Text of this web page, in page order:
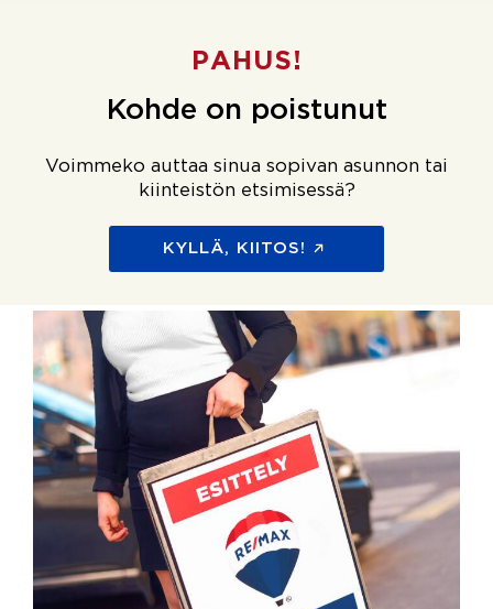
PAHUS!
Kohde on poistunut
Voimmeko auttaa sinua sopivan asunnon tai
kiinteistön etsimisessä?
KYLLÄ, KIITOS!